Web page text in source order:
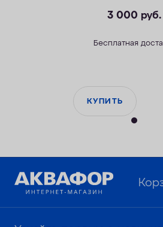
3 000 руб.
Бесплатная
КУПИТЬ